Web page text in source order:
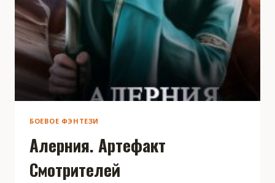
БОЕВОЕ ФЭНТЕЗИ
Алерния. Артефакт
Смотрителей